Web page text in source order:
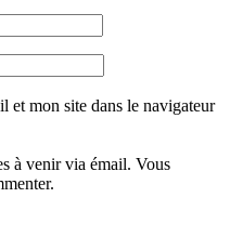
et mon site dans le navigateur
à venir via émail. Vous